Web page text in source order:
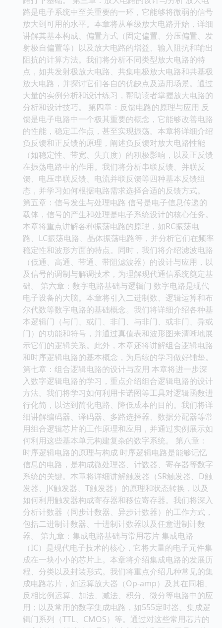
路是电子系统中至关重要的一环，它能够将微弱的信号
放大到可用的水平。本章将从单级放大电路开始，详细
讲解其基本构成、偏置方式（固定偏置、分压偏置、发
射极自偏置等）以及放大电路的增益、输入阻抗和输出
阻抗的计算方法。我们将分析不同类型放大电路的特
点，如共发射极放大电路、共集电极放大电路和共基极
放大电路，并探讨它们各自的优缺点及适用场景。通过
大量的实例分析和设计练习，帮助读者掌握放大电路的
分析和设计技巧。 第四章：反馈电路的原理与应用 反
馈是电子电路中一个极其重要的概念，它能够改善电路
的性能，稳定工作点，甚至实现振荡。本章将详细介绍
负反馈和正反馈的原理，阐述负反馈对放大电路性能
（如稳定性、带宽、失真度）的积极影响，以及正反馈
在振荡电路中的作用。我们将分析串联反馈、并联反
馈、电压串联反馈、电流并联反馈等四种基本反馈组
态，并学习如何根据电路需求选择合适的反馈方式。
第五章：信号发生与处理电路 信号是电子信息传递的
载体，信号的产生和处理是电子系统设计的核心任务。
本章将重点讲解各种振荡电路的原理，如RC振荡电
路、LC振荡电路、晶体振荡电路等，并分析它们在频率
稳定性和波形方面的特点。同时，我们将介绍滤波电路
（低通、高通、带通、带阻滤波器）的设计与应用，以
及信号的调制与解调技术，为理解现代通信系统奠定基
础。 第六章：数字电路基础与逻辑门 数字电路是现代
电子设备的大脑。本章将引入二进制数、逻辑运算和布
尔代数等数字电路的基础概念。我们将详细介绍各种基
本逻辑门（与门、或门、非门、与非门、或非门、异或
门）的功能和符号，并通过真值表和波形图来清晰地展
示它们的逻辑关系。此外，本章还将讲解组合逻辑电路
和时序逻辑电路的基本概念，为后续的学习做好铺垫。
第七章：组合逻辑电路的设计与应用 本章将进一步深
入数字逻辑电路的学习，重点介绍组合逻辑电路的设计
方法。我们将学习如何利用卡诺图等工具对逻辑函数进
行化简，以达到简化电路、降低成本的目的。我们将详
细讲解编码器、译码器、多路选择器、数据分配器等常
用组合逻辑芯片的工作原理和应用，并通过实例展示如
何利用这些基本单元构建复杂的数字系统。 第八章：
时序逻辑电路的原理与构成 时序逻辑电路是能够记忆
信息的电路，是构成微处理器、计数器、寄存器等数字
系统的关键。本章将详细讲解触发器（SR触发器、D触
发器、JK触发器、T触发器）的原理和状态转换，以及
如何利用触发器构成寄存器和移位寄存器。我们将深入
分析计数器（同步计数器、异步计数器）的工作方式，
包括二进制计数器、十进制计数器以及任意进制计数
器。 第九章：集成电路基础与常用芯片 集成电路
（IC）是现代电子技术的核心，它将大量的电子元件集
成在一块小小的芯片上。本章将介绍集成电路的发展历
程、分类以及封装形式。我们将重点介绍几种常见的集
成电路芯片，如运算放大器（Op-amp）及其在同相、
反相比例运算、加法、减法、积分、微分等电路中的应
用；以及常用的数字集成电路，如555定时器、集成逻
辑门系列（TTL、CMOS）等。通过对这些常用芯片的